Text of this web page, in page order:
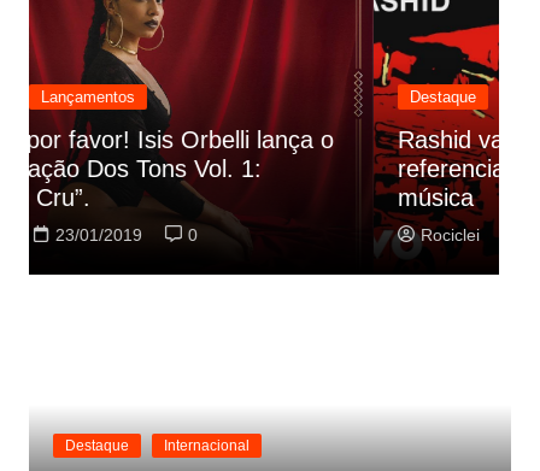
Destaque Lançamentos
Rashid vai buscar nos HQs as
referencias do clipe de sua nova
música
Rociclei 22/01/2019
Destaque Internacional